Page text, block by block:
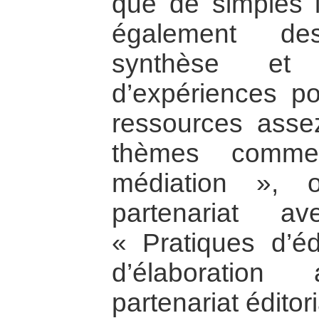
également
synthèse et
d’expériences
ressources
thèmes
médiation »,
partenariat
« Pratiques
partenariat